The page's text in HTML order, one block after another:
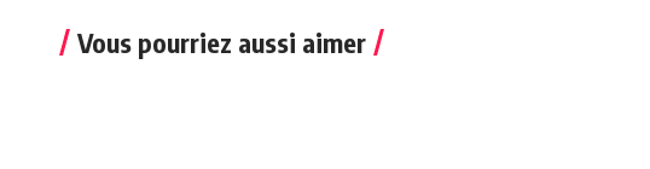
Vous pourriez aussi aimer